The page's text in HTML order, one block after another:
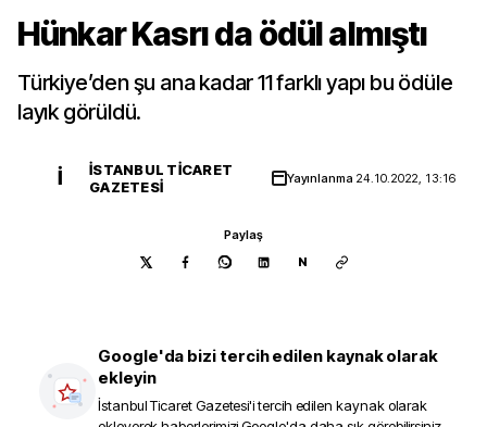
Hünkar Kasrı da ödül almıştı
Türkiye’den şu ana kadar 11 farklı yapı bu ödüle
layık görüldü.
İ
İSTANBUL TICARET
GAZETESI
Yayınlanma 24.10.2022, 13:16
Paylaş
N
Google'da bizi tercih edilen kaynak olarak
ekleyin
İstanbul Ticaret Gazetesi'i tercih edilen kaynak olarak